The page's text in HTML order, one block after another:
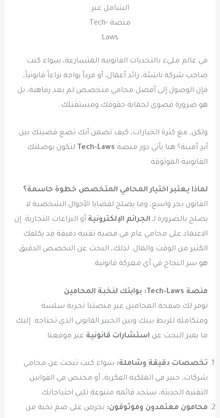
الشامل عبر
منصة Tech-
Laws
في عالم مليء بالتحديات القانونية المتسارعة، سواء كنت
صاحب شركة ناشئة، رائد أعمال، أو فرداً يواجه نزاعاً قانونياً،
فإن الوصول إلى أفضل محامي متخصص لم يعد رفاهية، بل
هو ضرورة قصوى لحماية حقوقك ومستقبلك.
ولكن، مع كثرة الخيارات، كيف تضمن أنك تضع قضيتك بين
أيدٍ أمينة؟ هنا يأتي دور منصة Tech-Laws لتكون بوصلتك
القانونية الموثوقة.
لماذا يعتبر اختيار المحامي المتخصص خطوة حاسمة؟
القانون بحر واسع، وما يصلح لقضايا الأحوال الشخصية لا
يصلح بالضرورة لـ الجرائم الإلكترونية أو النزاعات التجارية. إن
الاعتماد على محامي عام في قضية تقنية دقيقة قد يكلفك
الكثير من الوقت والمال. لذلك، البحث عن التخصص الدقيق
هو سر النجاح في أي معركة قانونية.
منصة Tech-Laws: بوابتك لنخبة المحامين
توفر لك صفحة المحامين عبر منصتنا تجربة سلسة
ومتكاملة للربط بينك وبين الخبير القانوني الذي تحتاجه. إليك
ما يميز البحث عن استشارات قانونية عبر موقعنا:
تخصصات دقيقة وشاملة: سواء كنت تبحث عن محامي
شركات، خبير في الملكية الفكرية، أو مختص في القوانين
التقنية الحديثة، ستجد قائمة متنوعة تلبي احتياجاتك.
محامون معتمدون وموثوقون: نحرص على ضم نخبة من